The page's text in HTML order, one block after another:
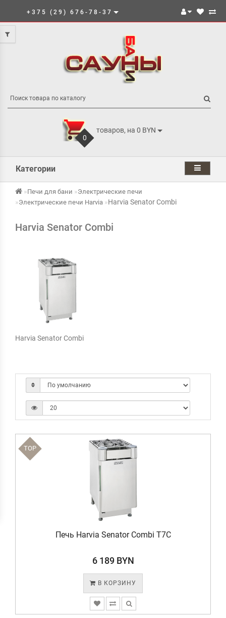
+375 (29) 676-78-37
0
товаров, на 0 BYN
Категории
Печи для бани
Электрические печи
Электрические печи Harvia
Harvia Senator Combi
Harvia Senator Combi
Harvia Senator Combi
TOP
Печь Harvia Senator Combi T7C
6 189 BYN
В КОРЗИНУ